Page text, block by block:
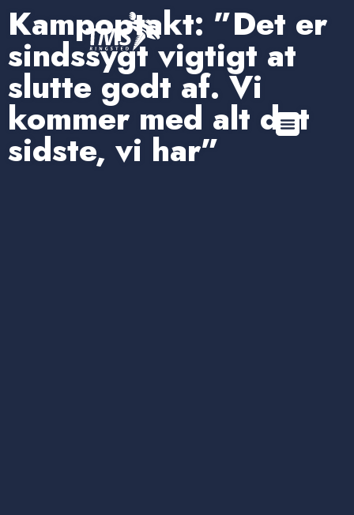
Kampoptakt: ”Det er
sindssygt vigtigt at
slutte godt af. Vi
kommer med alt det
sidste, vi har”